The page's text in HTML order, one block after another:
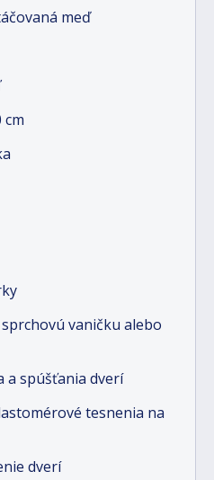
meď
cm
vaničku alebo
a spúšťania dverí
tesnenia na
dverí